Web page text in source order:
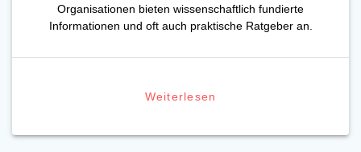
Organisationen bieten wissenschaftlich fundierte
Informationen und oft auch praktische Ratgeber an.
Weiterlesen